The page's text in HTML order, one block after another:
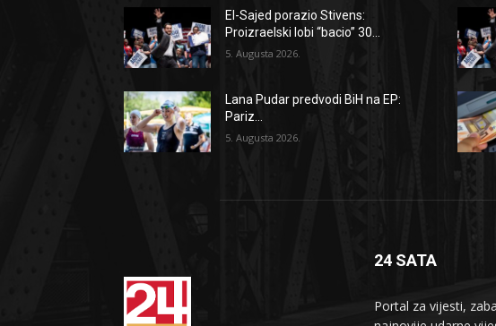
El-Sajed porazio Stivens:
Proizraelski lobi “bacio” 30...
5. Augusta 2026.
Lana Pudar predvodi BiH na EP:
Pariz...
5. Augusta 2026.
24 SATA
Portal za vijesti,